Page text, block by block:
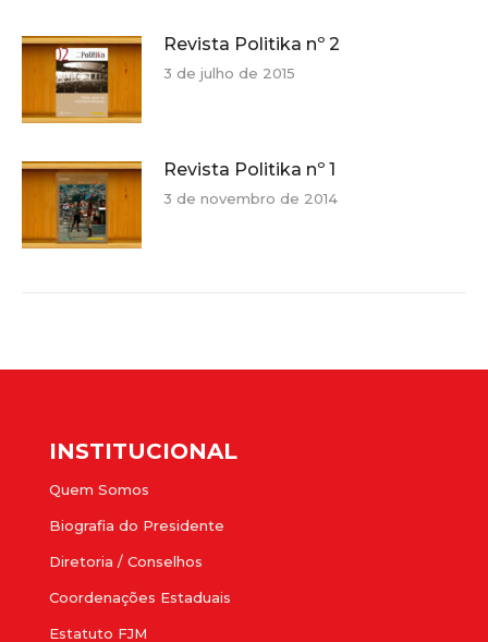
Revista Politika nº 2
3 de julho de 2015
Revista Politika nº 1
3 de novembro de 2014
INSTITUCIONAL
Quem Somos
Biografia do Presidente
Diretoria / Conselhos
Coordenações Estaduais
Estatuto FJM